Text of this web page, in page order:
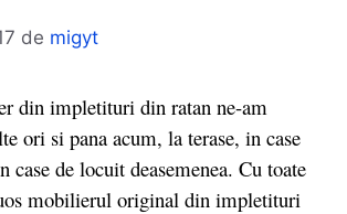
de migyt
impletituri din ratan ne-am
ori si pana acum, la terase, in case
case de locuit deasemenea. Cu toate
mobilierul original din impletituri